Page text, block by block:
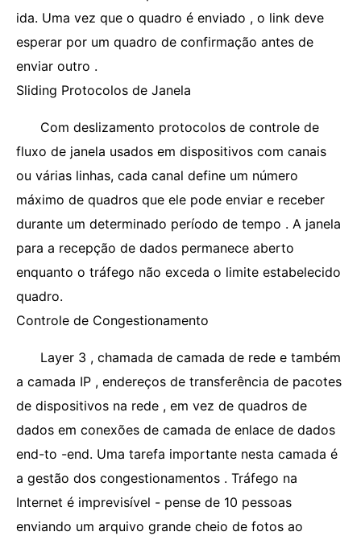
ida. Uma vez que o quadro é enviado , o link deve
esperar por um quadro de confirmação antes de
enviar outro .
Sliding Protocolos de Janela
Com deslizamento protocolos de controle de
fluxo de janela usados ​​em dispositivos com canais
ou várias linhas, cada canal define um número
máximo de quadros que ele pode enviar e receber
durante um determinado período de tempo . A janela
para a recepção de dados permanece aberto
enquanto o tráfego não exceda o limite estabelecido
quadro.
Controle de Congestionamento
Layer 3 , chamada de camada de rede e também
a camada IP , endereços de transferência de pacotes
de dispositivos na rede , em vez de quadros de
dados em conexões de camada de enlace de dados
end-to -end. Uma tarefa importante nesta camada é
a gestão dos congestionamentos . Tráfego na
Internet é imprevisível - pense de 10 pessoas
enviando um arquivo grande cheio de fotos ao